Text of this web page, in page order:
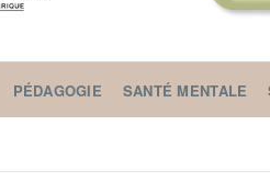
PÉDAGOGIE SANTÉ MENTALE